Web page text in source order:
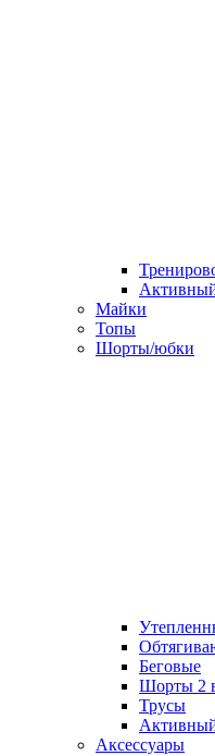
Майки
Топы
Шорты/юбки
Беговые
Шорты 2
Трусы
Аксессуары